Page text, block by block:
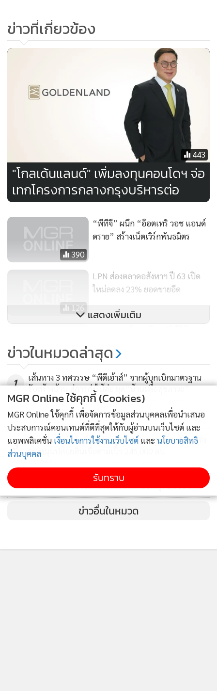
จากการดำเนินงานที่ประสบความสำเร็จอย่างต่อเนื่อง
ทำให้ได้รับความสนใจจาก บริษัท ซีอาร์ส โฮม จำกัด กลุ่มธุรกิจ
อสังหาฯ ประเทศญี่ปุ่น ซึ่งกำลังมองหาผู้ร่วมทุนในการพัฒนา
ตลาดอสังหาฯ ในประเทศไทย ทำให้ทั้ง 2 ฝ่ายได้มีการพูดคุย
และเกิดความร่วมมือกัน โดยการร่วมทุนก่อตั้งบริษัท รีโว ซี
อาร์ส โฮม โดยมีทุนจดทะเบียน 52 ล้านบาท เพื่อพัฒนา
โครงการ เรซิโอ-โฮม ทาวน์โฮม วงแหวนรามอินทรา บนพื้นที่
พัฒนาโครงการ 6 ไร่ 335 ตร.ว. โดยพัฒนาเป็นทาวน์โฮม
จำนวน 89 ยูนิต มูลค่าขายรวม 235 ล้านบาทโดยมีราคาขาย
เริ่มต้น 2.65-4 ล้านบาท ซึ่งในการเปิดตัวพร้อมพรีเซลครั้งแรก
สามารถสร้างยอดขายได้ถึง 70% และในปัจจุบันมียอดขายแล้ว
90% คาดว่าจะสามารถปิดการขาย 100% ในปีนี้
ข่าวที่เกี่ยวข้อง
443
"โกลเด้นแลนด์" เพิ่มลงทุนคอนโดฯ จ่อ
เทกโครงการกลางกรุงบริหารต่อ
390
“พีทีจี” ผนึก “อ๊อตเทริ วอช แอนด์
ดราย” สร้างเน็ตเวิร์กพันธมิตร
126
LPN ส่องตลาดอสังหาฯ ปี 63 เปิด
ใหม่ลดลง 23% ยอดขายอืด
699
ศาล รธน.แจ้งระเบียบปฏิบัติวัน
แสดงเพิ่มเติม
ข่าวในหมวดล่าสุด
1
เส้นทาง 3 ทศวรรษ “พีดีเฮ้าส์” จากผู้บุกเบิกมาตรฐาน
รับสร้างบ้าน สู่การส่งไม้ต่อ ยุค“บ้านเพื่อสุขภาวะ”
2
3
ธอส.นำเทคโนโลยี AI ประยุกต์ดาต้า ยกระดับบริการเชิง
รุก หนุนปล่อยสินเชื่อตามเป้า 246,000 ลบ.
แนะผู้บริโภคตรวจสอบ 10 ปัจจัยสำคัญ ป้องกันผู้รับ
เหมาเท "แลนดี้ โฮม" เผยครึ่งปีแรกยอดพุ่ง 1,300 ล้าน
ข่าวอื่นในหมวด
MGR Online ใช้คุกกี้ (Cookies)
MGR Online ใช้คุกกี้ เพื่อจัดการข้อมูลส่วนบุคคลเพื่อนำเสนอ
ประสบการณ์คอนเทนต์ที่ดีที่สุดให้กับผู้อ่านบนเว็บไซต์ และ
แอพพลิเคชั่น เงื่อนไขการใช้งานเว็บไซต์ และ นโยบายสิทธิ
ส่วนบุคคล
รับทราบ